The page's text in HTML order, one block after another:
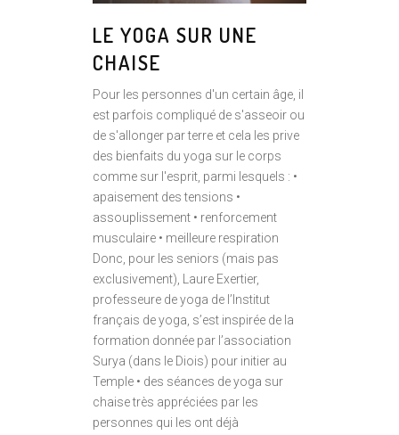
LE YOGA SUR UNE
CHAISE
Pour les personnes d'un certain âge, il
est parfois compliqué de s'asseoir ou
de s'allonger par terre et cela les prive
des bienfaits du yoga sur le corps
comme sur l'esprit, parmi lesquels : •
apaisement des tensions •
assouplissement • renforcement
musculaire • meilleure respiration
Donc, pour les seniors (mais pas
exclusivement), Laure Exertier,
professeure de yoga de l’Institut
français de yoga, s’est inspirée de la
formation donnée par l’association
Surya (dans le Diois) pour initier au
Temple • des séances de yoga sur
chaise très appréciées par les
personnes qui les ont déjà